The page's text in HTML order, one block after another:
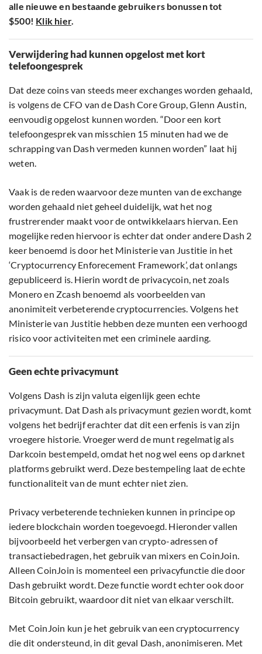
alle nieuwe en bestaande gebruikers bonussen tot
$500! Klik hier.
Verwijdering had kunnen opgelost met kort
telefoongesprek
Dat deze coins van steeds meer exchanges worden gehaald,
is volgens de CFO van de Dash Core Group, Glenn Austin,
eenvoudig opgelost kunnen worden. “Door een kort
telefoongesprek van misschien 15 minuten had we de
schrapping van Dash vermeden kunnen worden” laat hij
weten.
Vaak is de reden waarvoor deze munten van de exchange
worden gehaald niet geheel duidelijk, wat het nog
frustrerender maakt voor de ontwikkelaars hiervan. Een
mogelijke reden hiervoor is echter dat onder andere Dash 2
keer benoemd is door het Ministerie van Justitie in het
‘Cryptocurrency Enforecement Framework’, dat onlangs
gepubliceerd is. Hierin wordt de privacycoin, net zoals
Monero en Zcash benoemd als voorbeelden van
anonimiteit verbeterende cryptocurrencies. Volgens het
Ministerie van Justitie hebben deze munten een verhoogd
risico voor activiteiten met een criminele aarding.
Geen echte privacymunt
Volgens Dash is zijn valuta eigenlijk geen echte
privacymunt. Dat Dash als privacymunt gezien wordt, komt
volgens het bedrijf erachter dat dit een erfenis is van zijn
vroegere historie. Vroeger werd de munt regelmatig als
Darkcoin bestempeld, omdat het nog wel eens op darknet
platforms gebruikt werd. Deze bestempeling laat de echte
functionaliteit van de munt echter niet zien.
Privacy verbeterende technieken kunnen in principe op
iedere blockchain worden toegevoegd. Hieronder vallen
bijvoorbeeld het verbergen van crypto-adressen of
transactiebedragen, het gebruik van mixers en CoinJoin.
Alleen CoinJoin is momenteel een privacyfunctie die door
Dash gebruikt wordt. Deze functie wordt echter ook door
Bitcoin gebruikt, waardoor dit niet van elkaar verschilt.
Met CoinJoin kun je het gebruik van een cryptocurrency
die dit ondersteund, in dit geval Dash, anonimiseren. Met